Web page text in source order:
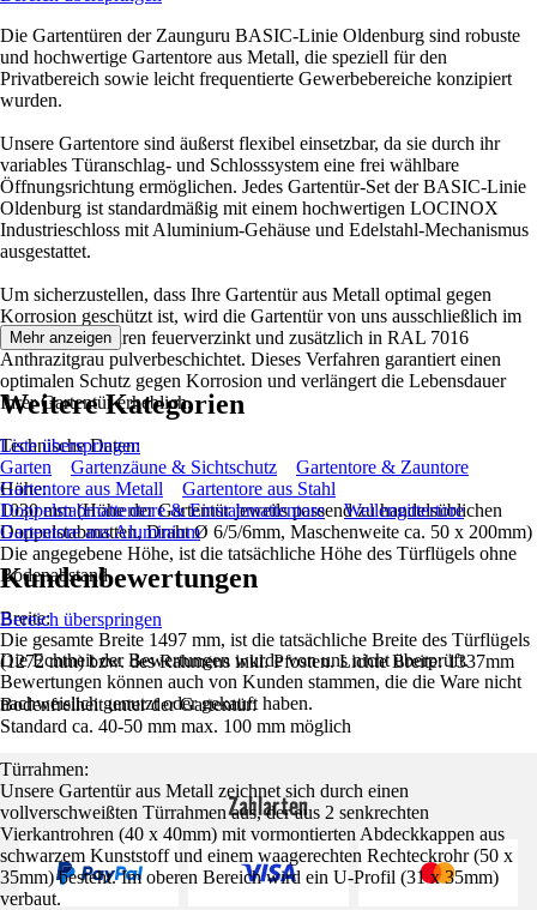
Die Gartentüren der Zaunguru BASIC-Linie Oldenburg sind robuste
und hochwertige Gartentore aus Metall, die speziell für den
Privatbereich sowie leicht frequentierte Gewerbebereiche konzipiert
wurden.
Unsere Gartentore sind äußerst flexibel einsetzbar, da sie durch ihr
variables Türanschlag- und Schlosssystem eine frei wählbare
Öffnungsrichtung ermöglichen. Jedes Gartentür-Set der BASIC-Linie
Oldenburg ist standardmäßig mit einem hochwertigen LOCINOX
Industrieschloss mit Aluminium-Gehäuse und Edelstahl-Mechanismus
ausgestattet.
Um sicherzustellen, dass Ihre Gartentür aus Metall optimal gegen
Korrosion geschützt ist, wird die Gartentür von uns ausschließlich im
Tauchbadverfahren feuerverzinkt und zusätzlich in RAL 7016
Anthrazitgrau pulverbeschichtet. Dieses Verfahren garantiert einen
optimalen Schutz gegen Korrosion und verlängert die Lebensdauer
Ihrer Gartentür erheblich.
Technische Daten:
Höhe:
1030 mm (Höhe der Gartentür jeweils passend zu handelsüblichen
Doppelstabmatten, Draht Ø 6/5/6mm, Maschenweite ca. 50 x 200mm)
Die angegebene Höhe, ist die tatsächliche Höhe des Türflügels ohne
Bodenabstand.
Breite:
Die gesamte Breite 1497 mm, ist die tatsächliche Breite des Türflügels
(1272 mm) bzw. des Rahmens inkl. Pfosten. Lichte Breite: 1337mm
Bodenfreiheit unter der Gartentür:
Standard ca. 40-50 mm max. 100 mm möglich
Türrahmen:
Unsere Gartentür aus Metall zeichnet sich durch einen
vollverschweißten Türrahmen aus, der aus 2 senkrechten
Vierkantrohren (40 x 40mm) mit vormontierten Abdeckkappen aus
schwarzem Kunststoff und einem waagerechten Rechteckrohr (50 x
35mm) besteht. Im oberen Bereich wird ein U-Profil (31 x 35mm)
verbaut.
Mehr anzeigen
Weitere Kategorien
Liste überspringen
Garten
Gartenzäune & Sichtschutz
Gartentore & Zauntore
Gartentore aus Metall
Gartentore aus Stahl
Doppelstabmattentore & Einstabmattentore
Wellengittertore
Gartentore aus Aluminium
Kundenbewertungen
Bereich überspringen
Die Echtheit der Bewertungen wurde von uns nicht überprüft.
Bewertungen können auch von Kunden stammen, die die Ware nicht
nachweislich genutzt oder gekauft haben.
Zahlarten